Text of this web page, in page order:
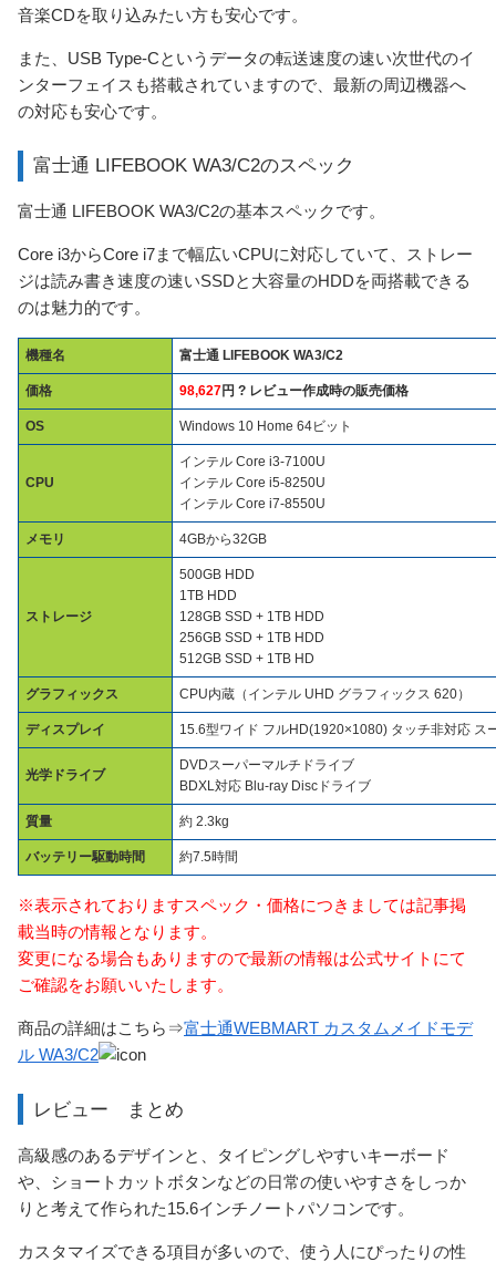
音楽CDを取り込みたい方も安心です。
また、USB Type-Cというデータの転送速度の速い次世代のイ
ンターフェイスも搭載されていますので、最新の周辺機器へ
の対応も安心です。
富士通 LIFEBOOK WA3/C2のスペック
富士通 LIFEBOOK WA3/C2の基本スペックです。
Core i3からCore i7まで幅広いCPUに対応していて、ストレー
ジは読み書き速度の速いSSDと大容量のHDDを両搭載できる
のは魅力的です。
機種名 富士通 LIFEBOOK WA3/C2
価格 98,627円 ? レビュー作成時の販売価格
OS Windows 10 Home 64ビット
CPU
インテル Core i3-7100U
インテル Core i5-8250U
インテル Core i7-8550U
メモリ 4GBから32GB
ストレージ
500GB HDD
1TB HDD
128GB SSD + 1TB HDD
256GB SSD + 1TB HDD
512GB SSD + 1TB HD
グラフィックス CPU内蔵（インテル UHD グラフィックス 620）
ディスプレイ 15.6型ワイド フルHD(1920×1080) タッチ非対応 ス
光学ドライブ
DVDスーパーマルチドライブ
BDXL対応 Blu-ray Discドライブ
質量 約 2.3kg
バッテリー駆動時間 約7.5時間
※表示されておりますスペック・価格につきましては記事掲
載当時の情報となります。
変更になる場合もありますので最新の情報は公式サイトにて
ご確認をお願いいたします。
商品の詳細はこちら⇒富士通WEBMART カスタムメイドモデ
ル WA3/C2
レビュー まとめ
高級感のあるデザインと、タイピングしやすいキーボード
や、ショートカットボタンなどの日常の使いやすさをしっか
りと考えて作られた15.6インチノートパソコンです。
カスタマイズできる項目が多いので、使う人にぴったりの性